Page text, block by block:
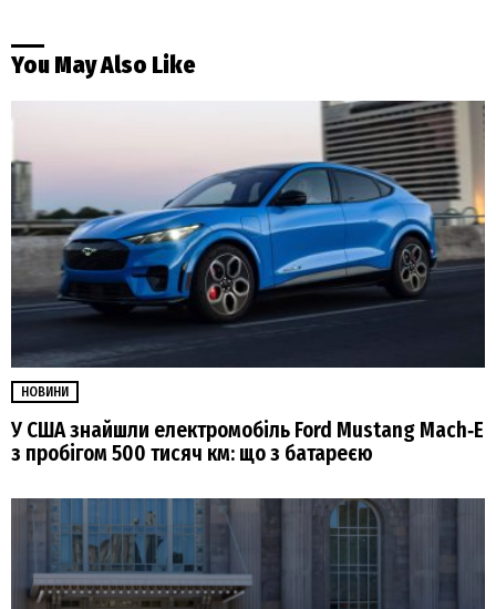
You May Also Like
НОВИНИ
У США знайшли електромобіль Ford Mustang Mach‑E
з пробігом 500 тисяч км: що з батареєю